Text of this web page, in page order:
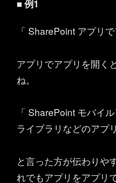
■ 例1
「 SharePoint アプリ
アプリでアプリを開く
ね。
「 SharePoint モバイ
ライブラリなどのアプ
と言った方が伝わりや
れでもアプリをアプリ